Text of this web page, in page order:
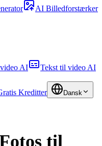
AI Billedforstærker
AI
Tekst til video AI
Kreditter Dansk
til